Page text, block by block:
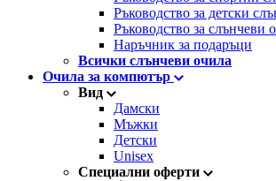
Ръководство за детски
Ръководство за слънчеви
Наръчник за подаръци
Всички слънчеви очила
Очила за компютър
Вид
Дамски
Мъжки
Детски
Unisex
Специални оферти